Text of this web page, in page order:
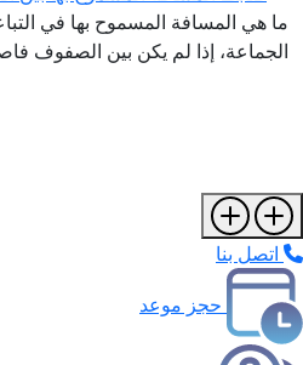
ما هي المسافة المسموح بها في
الجماعة، إذا لم يكن بين الصفوف
اتصل بنا
حجز موعد